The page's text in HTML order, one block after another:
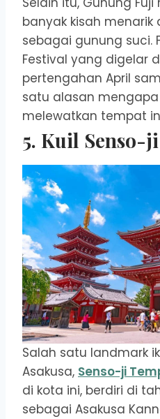
banyak kisah
sebagai gunung suci.
Festival yang digelar
pertengahan April
satu alasan
melewatkan tempat
5. Kuil Senso-
Salah satu landmark
Asakusa, Senso-ji
di kota ini, berdiri di
sebagai Asakusa